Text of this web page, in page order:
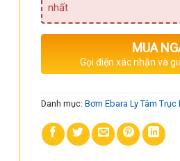
nhất
MUA
Gọi điện xác nhận và
Danh mục: Bơm Ebara Ly Tâm